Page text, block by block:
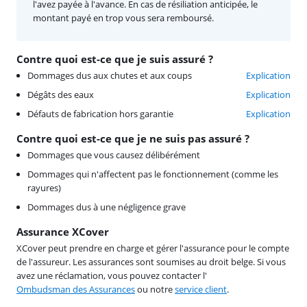
Contre quoi est-ce que je suis assuré ?
Dommages dus aux chutes et aux coups
Explication
Dégâts des eaux
Explication
Défauts de fabrication hors garantie
Explication
Contre quoi est-ce que je ne suis pas assuré ?
Dommages que vous causez délibérément
Dommages qui n'affectent pas le fonctionnement (comme les
rayures)
Dommages dus à une négligence grave
Assurance XCover
XCover peut prendre en charge et gérer l'assurance pour le compte
de l'assureur. Les assurances sont soumises au droit belge. Si vous
avez une réclamation, vous pouvez contacter l'
Ombudsman des Assurancesou notreservice client.
l'avez payée à l'avance. En cas de résiliation anticipée, le
montant payé en trop vous sera remboursé.